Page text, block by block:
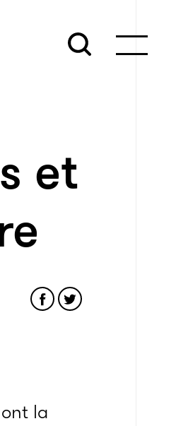
et
la